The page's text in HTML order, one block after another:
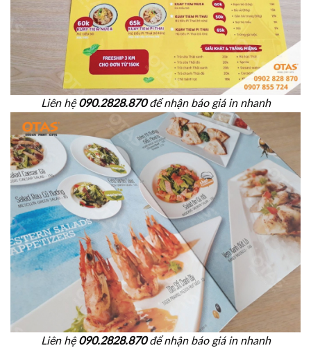
Liên hệ090.2828.870để nhận báo giá in nhanh
Liên hệ090.2828.870để nhận báo giá in nhanh